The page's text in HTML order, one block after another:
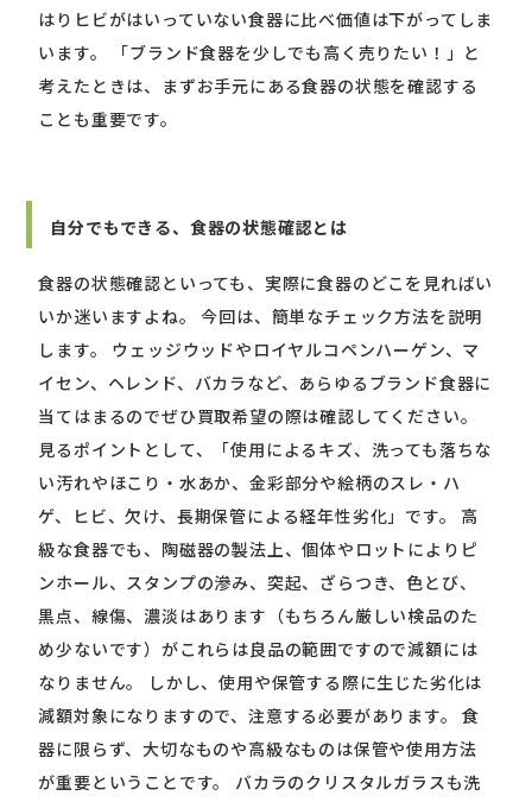
はりヒビがはいっていない食器に比べ価値は下がってしま
います。 「ブランド食器を少しでも高く売りたい！」と
考えたときは、まずお手元にある食器の状態を確認する
ことも重要です。
自分でもできる、食器の状態確認とは
食器の状態確認といっても、実際に食器のどこを見ればい
いか迷いますよね。 今回は、簡単なチェック方法を説明
します。 ウェッジウッドやロイヤルコペンハーゲン、マ
イセン、ヘレンド、バカラなど、あらゆるブランド食器に
当てはまるのでぜひ買取希望の際は確認してください。
見るポイントとして、「使用によるキズ、洗っても落ちな
い汚れやほこり・水あか、金彩部分や絵柄のスレ・ハ
ゲ、ヒビ、欠け、長期保管による経年性劣化」です。 高
級な食器でも、陶磁器の製法上、個体やロットによりピ
ンホール、スタンプの滲み、突起、ざらつき、色とび、
黒点、線傷、濃淡はあります（もちろん厳しい検品のた
め少ないです）がこれらは良品の範囲ですので減額には
なりません。 しかし、使用や保管する際に生じた劣化は
減額対象になりますので、注意する必要があります。 食
器に限らず、大切なものや高級なものは保管や使用方法
が重要ということです。 バカラのクリスタルガラスも洗